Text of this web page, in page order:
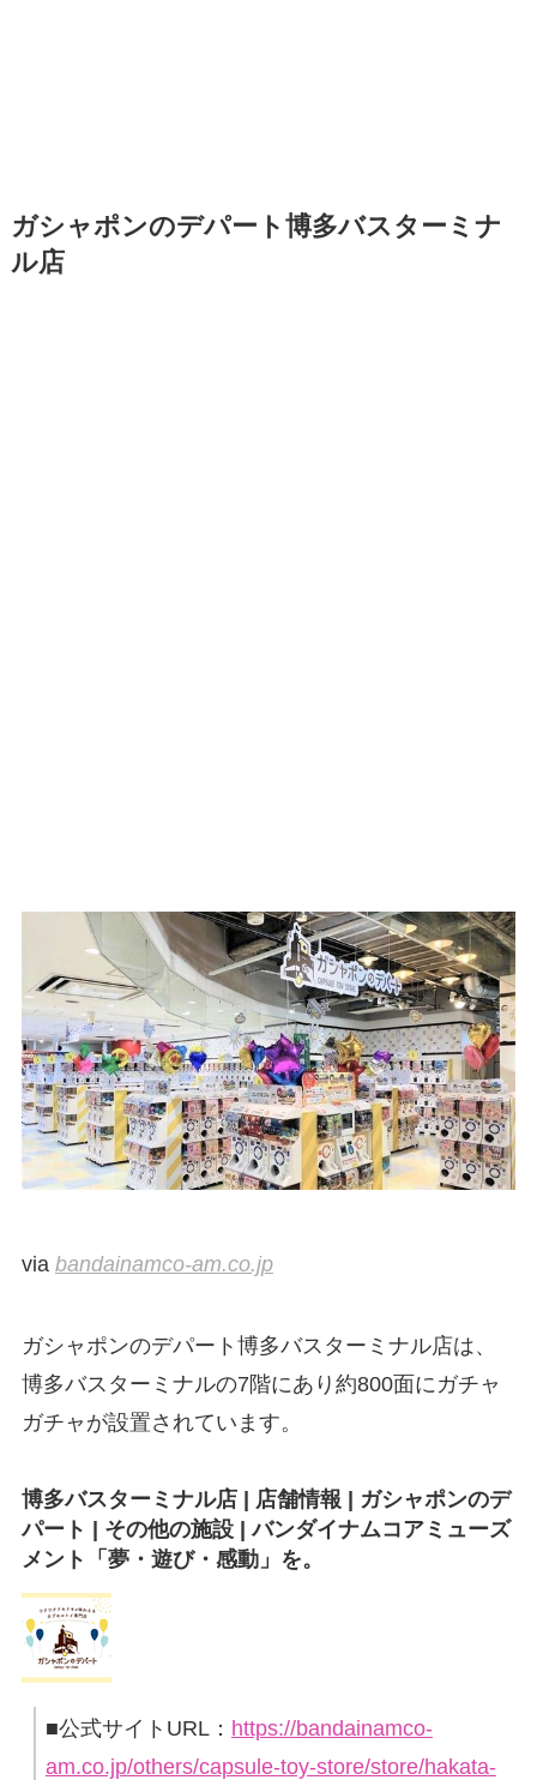
ガシャポンのデパート博多バスターミナ
ル店
via bandainamco-am.co.jp
ガシャポンのデパート博多バスターミナル店は、
博多バスターミナルの7階にあり約800面にガチャ
ガチャが設置されています。
博多バスターミナル店 | 店舗情報 | ガシャポンのデ
パート | その他の施設 | バンダイナムコアミューズ
メント「夢・遊び・感動」を。
■公式サイトURL： https://bandainamco-
am.co.jp/others/capsule-toy-store/store/hakata-